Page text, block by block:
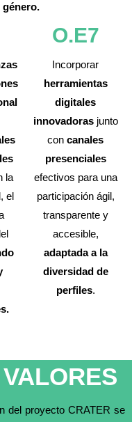
género.
la
el
O.E7
Incorporar
herramientas
digitales
innovadorasjunto
concanales
presenciales
efectivos para una
participación ágil,
transparente y
accesible,
adaptada a la
diversidad de
perfiles.
del proyecto CRATER se